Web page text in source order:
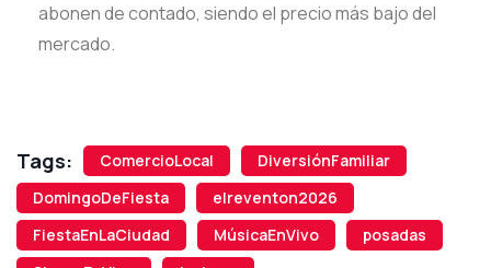
abonen de contado, siendo el precio más bajo del
mercado.
Tags: ComercioLocal
DiversiónFamiliar
DomingoDeFiesta
elreventon2026
FiestaEnLaCiudad
MúsicaEnVivo
posadas